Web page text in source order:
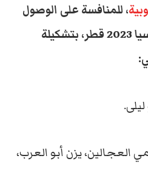
، للمنافسة على الوصول
إلى نهائي بطولة كأس آسيا 2023 قطر، بتشكيلة
العجالين، يزن أبو العرب،